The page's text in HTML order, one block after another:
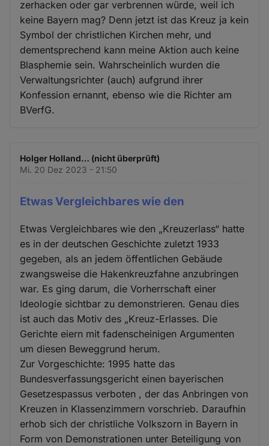
zerhacken oder gar verbrennen würde, weil ich
keine Bayern mag? Denn jetzt ist das Kreuz ja kein
Symbol der christlichen Kirchen mehr, und
dementsprechend kann meine Aktion auch keine
Blasphemie sein. Wahrscheinlich wurden die
Verwaltungsrichter (auch) aufgrund ihrer
Konfession ernannt, ebenso wie die Richter am
BVerfG.
Holger Holland… (nicht überprüft)
Mi. 20 Dez 2023 - 21:50
Etwas Vergleichbares wie den
Etwas Vergleichbares wie den „Kreuzerlass“ hatte
es in der deutschen Geschichte zuletzt 1933
gegeben, als an jedem öffentlichen Gebäude
zwangsweise die Hakenkreuzfahne anzubringen
war. Es ging darum, die Vorherrschaft einer
Ideologie sichtbar zu demonstrieren. Genau dies
ist auch das Motiv des „Kreuz-Erlasses. Die
Gerichte eiern mit fadenscheinigen Argumenten
um diesen Beweggrund herum.
Zur Vorgeschichte: 1995 hatte das
Bundesverfassungsgericht einen bayerischen
Gesetzespassus verboten , der das Anbringen von
Kreuzen in Klassenzimmern vorschrieb. Daraufhin
erhob sich der christliche Volkszorn in Bayern in
Form von Demonstrationen unter Beteiligung von